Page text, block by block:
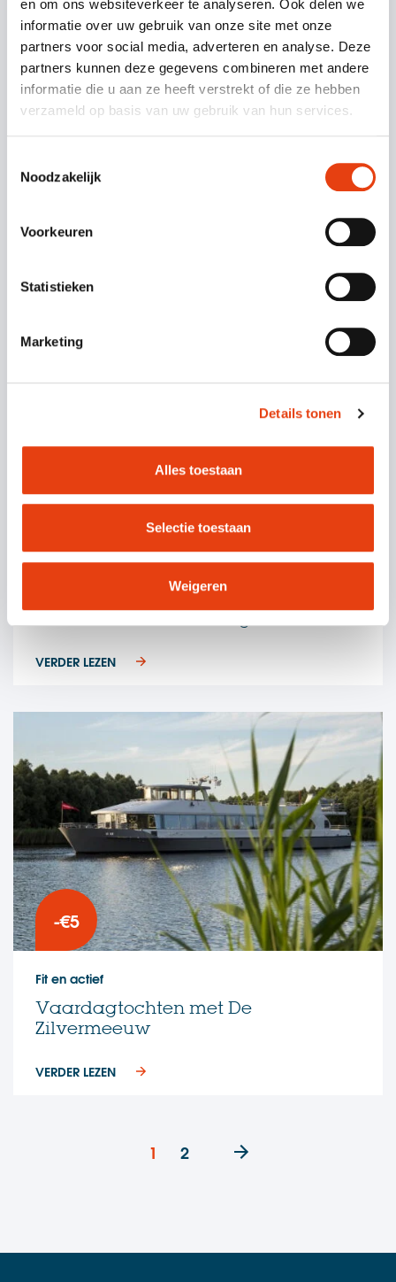
en om ons websiteverkeer te analyseren. Ook delen we
informatie over uw gebruik van onze site met onze
partners voor social media, adverteren en analyse. Deze
partners kunnen deze gegevens combineren met andere
informatie die u aan ze heeft verstrekt of die ze hebben
verzameld op basis van uw gebruik van hun services.
Noodzakelijk
Voorkeuren
Statistieken
Marketing
Details tonen
Alles toestaan
Selectie toestaan
Weigeren
-10%
Goed voorbereid
huis
Audicien aan huis – Oogvoororen.nl
VERDER LEZEN
-€5
Fit en actief
Vaardagtochten met De
Zilvermeeuw
VERDER LEZEN
1 2